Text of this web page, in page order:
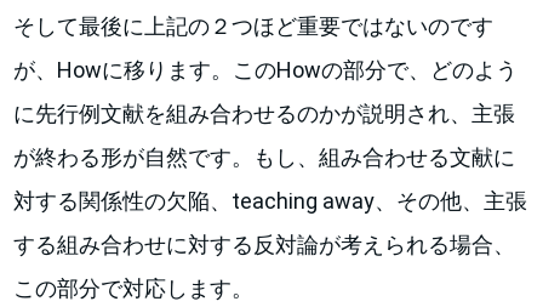
そして最後に上記の２つほど重要ではないのです
が、Howに移ります。このHowの部分で、どのよう
に先行例文献を組み合わせるのかが説明され、主張
が終わる形が自然です。もし、組み合わせる文献に
対する関係性の欠陥、teaching away、その他、主張
する組み合わせに対する反対論が考えられる場合、
この部分で対応します。